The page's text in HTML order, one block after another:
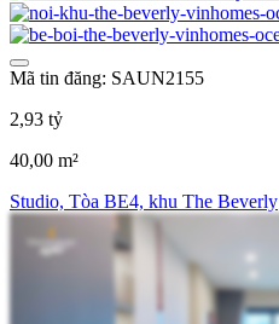
Mã tin đăng: SAUN2155
2,93 tỷ
40,00 m²
Studio, Tòa BE4, khu The Beverly